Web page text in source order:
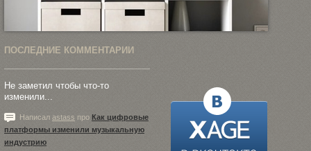
ПОСЛЕДНИЕ КОММЕНТАРИИ
Не заметил чтобы что-то
изменили...
Написал astass про Как цифровые
платформы изменили музыкальную
индустрию